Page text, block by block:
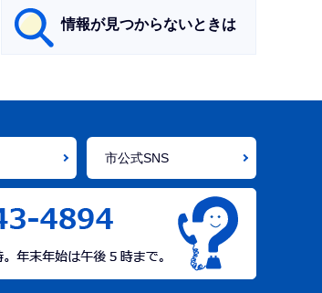
情報が見つからないときは
ナ
ゲ
ー
ョ
市公式SNS